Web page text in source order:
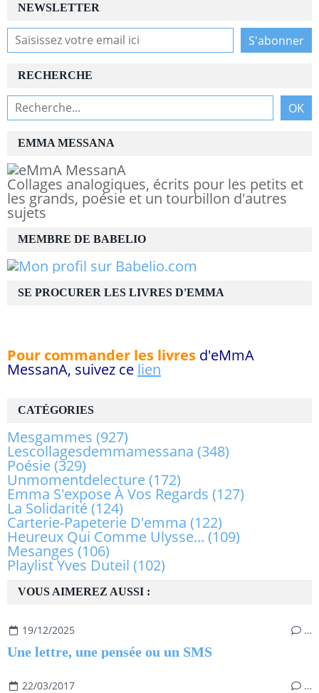
NEWSLETTER
RECHERCHE
EMMA MESSANA
Collages analogiques, écrits pour les petits et
les grands, poésie et un tourbillon d'autres
sujets
VOUS AIMEREZ AUSSI :
19/12/2025 …
Une lettre, une pensée ou un SMS
22/03/2017 …
CATÉGORIES
Mesgammes (927)
Lescollagesdemmamessana (348)
Poésie(329)
Unmomentdelecture(172)
Emma S'expose À Vos Regards (127)
La Solidarité(124)
Carterie-Papeterie D'emma (122)
Heureux Qui Comme Ulysse... (109)
Mesanges (106)
Playlist Yves Duteil (102)
MEMBRE DE BABELIO
SE PROCURER LES LIVRES D'EMMA
Pour commander les livres d'eMmA
MessanA, suivez ce lien